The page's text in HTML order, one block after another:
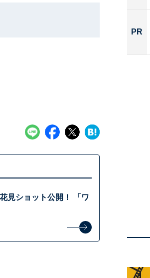
見ショット公開！ 「ワ
PR